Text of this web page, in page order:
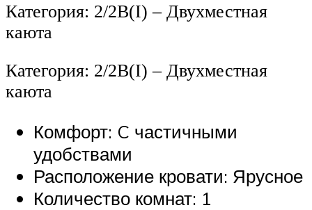
Категория: 2/2B(I) – Двухместная
каюта
Категория: 2/2B(I) – Двухместная
каюта
Комфорт: C частичными
удобствами
Расположение кровати: Ярусное
Количество комнат: 1